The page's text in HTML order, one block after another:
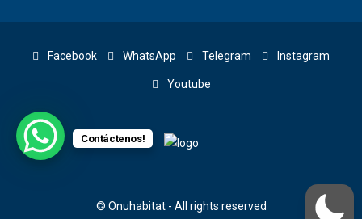
Facebook WhatsApp Telegram Instagram
Youtube
© Onuhabitat - All rights reserved
Contáctenos!